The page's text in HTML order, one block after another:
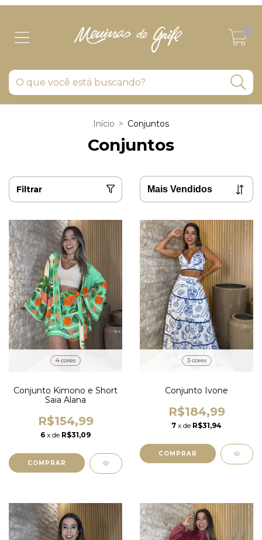
0
Início > Conjuntos
Conjuntos
Filtrar
4 cores
Conjunto Kimono e Short
Saia Alana
R$154,99
6 x de R$31,09
COMPRAR
3 cores
Conjunto Ivone
R$184,99
7 x de R$31,94
COMPRAR